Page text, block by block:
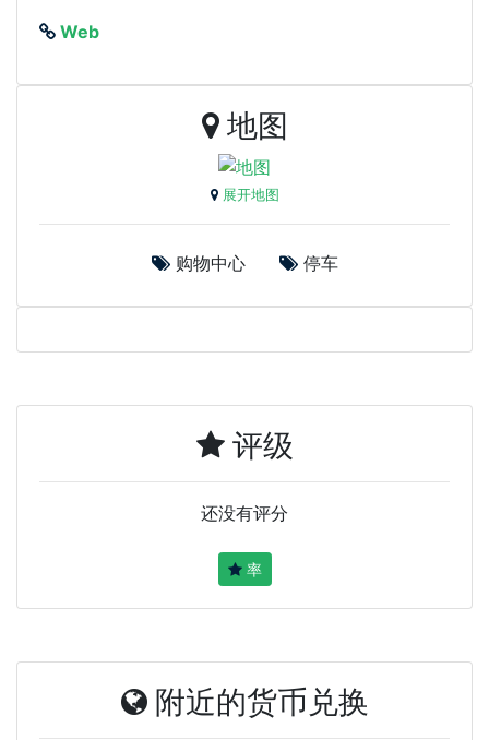
Web
地图
展开地图
购物中心 停车
评级
还没有评分
率
附近的货币兑换